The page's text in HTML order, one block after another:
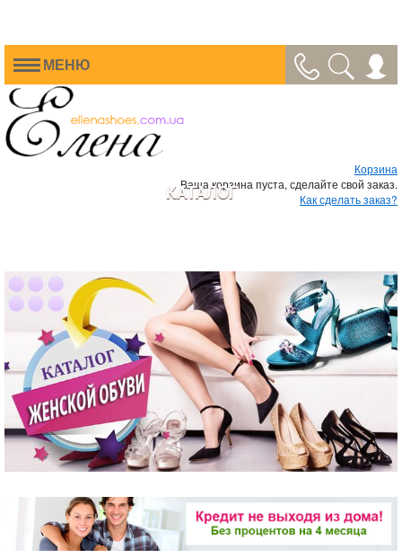
МЕНЮ
Корзина
Ваша корзина пуста, сделайте свой заказ.
Как сделать заказ?
КАТАЛОГ